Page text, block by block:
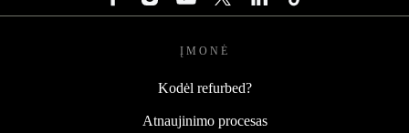
ĮMONĖ
Kodėl refurbed?
Atnaujinimo procesas